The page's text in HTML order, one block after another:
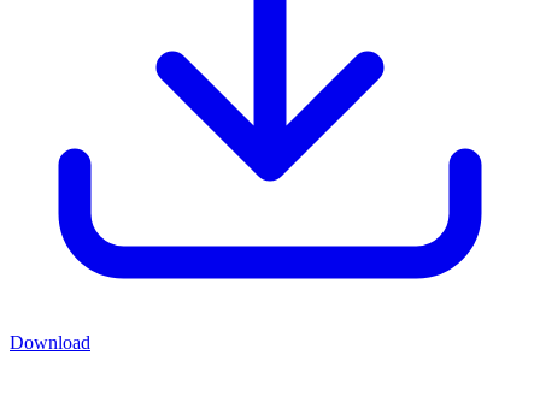
Download